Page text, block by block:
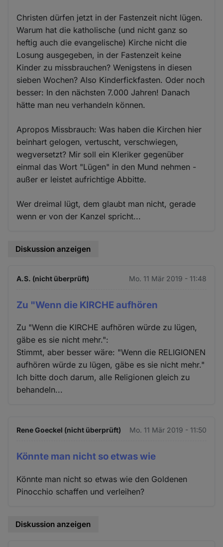
Christen dürfen jetzt in der Fastenzeit nicht lügen.
Warum hat die katholische (und nicht ganz so
heftig auch die evangelische) Kirche nicht die
Losung ausgegeben, in der Fastenzeit keine
Kinder zu missbrauchen? Wenigstens in diesen
sieben Wochen? Also Kinderfickfasten. Oder noch
besser: In den nächsten 7.000 Jahren! Danach
hätte man neu verhandeln können.
Apropos Missbrauch: Was haben die Kirchen hier
beinhart gelogen, vertuscht, verschwiegen,
wegversetzt? Mir soll ein Kleriker gegenüber
einmal das Wort "Lügen" in den Mund nehmen -
außer er leistet aufrichtige Abbitte.
Wer dreimal lügt, dem glaubt man nicht, gerade
wenn er von der Kanzel spricht...
Diskussion anzeigen
A.S. (nicht überprüft) Mo. 11 Mär 2019 - 11:48
Zu "Wenn die KIRCHE aufhören
Zu "Wenn die KIRCHE aufhören würde zu lügen,
gäbe es sie nicht mehr.":
Stimmt, aber besser wäre: "Wenn die RELIGIONEN
aufhören würde zu lügen, gäbe es sie nicht mehr."
Ich bitte doch darum, alle Religionen gleich zu
behandeln...
Rene Goeckel (nicht überprüft) Mo. 11 Mär 2019 - 11:50
Könnte man nicht so etwas wie
Könnte man nicht so etwas wie den Goldenen
Pinocchio schaffen und verleihen?
Diskussion anzeigen